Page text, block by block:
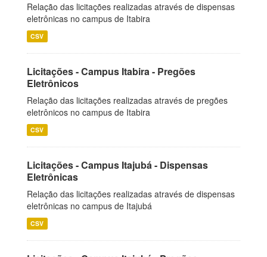
Relação das licitações realizadas através de dispensas
eletrônicas no campus de Itabira
CSV
Licitações - Campus Itabira - Pregões
Eletrônicos
Relação das licitações realizadas através de pregões
eletrônicos no campus de Itabira
CSV
Licitações - Campus Itajubá - Dispensas
Eletrônicas
Relação das licitações realizadas através de dispensas
eletrônicas no campus de Itajubá
CSV